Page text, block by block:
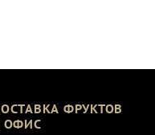
ФРУКТОВ
ОФИС